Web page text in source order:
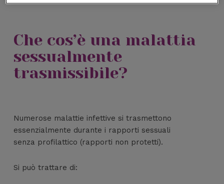
Che cos’è una malattia
sessualmente
trasmissibile?
Numerose malattie infettive si trasmettono
essenzialmente durante i rapporti sessuali
senza profilattico (rapporti non protetti).
Si può trattare di: